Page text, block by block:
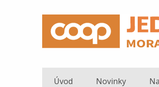
Úvod Novinky